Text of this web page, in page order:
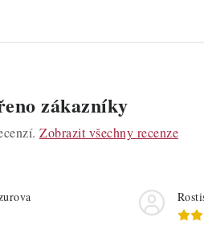
zákazníky
Zobrazit všechny recenze